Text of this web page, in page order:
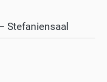
Stefaniensaal